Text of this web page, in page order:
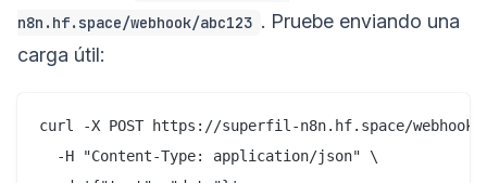
n8n.hf.space/webhook/abc123 . Pruebe enviando una
carga útil:
curl -X POST https://superfil-n8n.hf.space/webhook/
  -H "Content-Type: application/json" \